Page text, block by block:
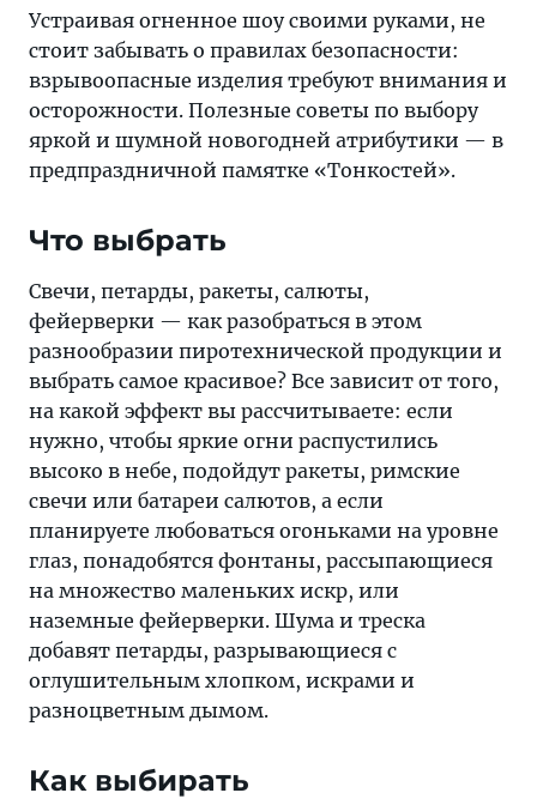
атрибутики —
в
предпраздничной
памятке
«Тонкостей»
Устраивая огненное шоу своими руками, не
стоит забывать о правилах безопасности:
взрывоопасные изделия требуют внимания и
осторожности. Полезные советы по выбору
яркой и шумной новогодней атрибутики — в
предпраздничной памятке «Тонкостей».
Что выбрать
Свечи, петарды, ракеты, салюты,
фейерверки — как разобраться в этом
разнообразии пиротехнической продукции и
выбрать самое красивое? Все зависит от того,
на какой эффект вы рассчитываете: если
нужно, чтобы яркие огни распустились
высоко в небе, подойдут ракеты, римские
свечи или батареи салютов, а если
планируете любоваться огоньками на уровне
глаз, понадобятся фонтаны, рассыпающиеся
на множество маленьких искр, или
наземные фейерверки. Шума и треска
добавят петарды, разрывающиеся с
оглушительным хлопком, искрами и
разноцветным дымом.
Как выбирать